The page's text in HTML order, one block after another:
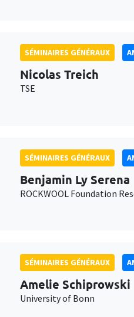
SÉMINAIRES GÉNÉRAUX
Nicolas Treich
TSE
SÉMINAIRES GÉNÉRAUX
Benjamin Ly Serena
ROCKWOOL Foundation
SÉMINAIRES GÉNÉRAUX
Amelie Schiprowski
University of Bonn